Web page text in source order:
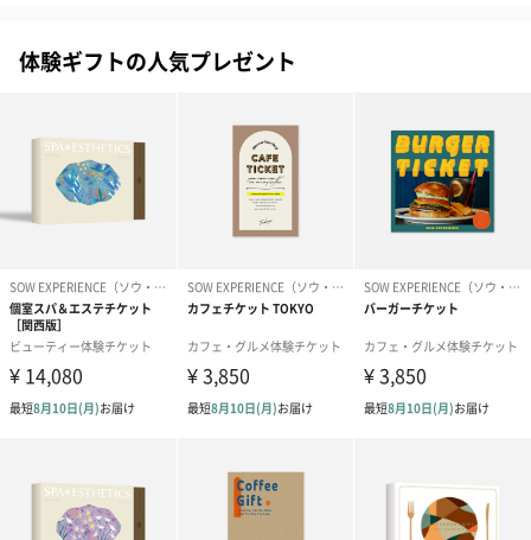
包装紙
ゴールド（リッチリボ
ン）（680円）
ン）（680円）
ザ）（680円）
体験ギフトの人気プレゼント